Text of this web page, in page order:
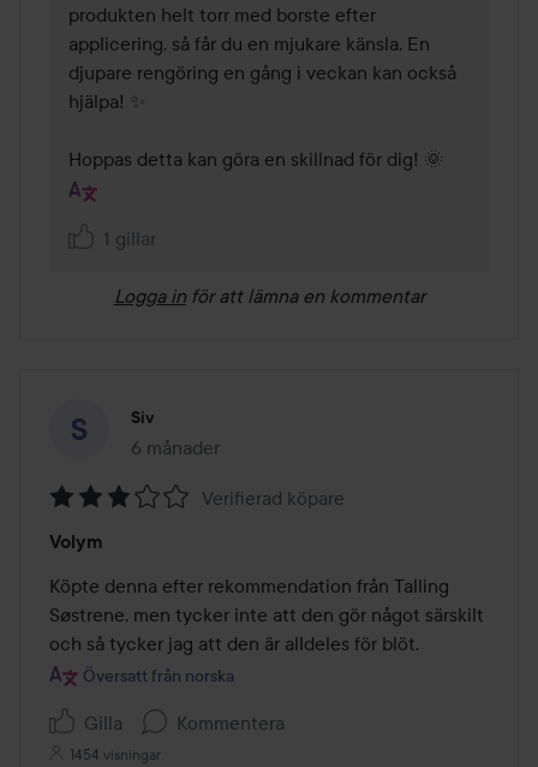
produkten helt torr med borste efter
applicering, så får du en mjukare känsla. En
djupare rengöring en gång i veckan kan också
hjälpa! ✨
Hoppas detta kan göra en skillnad för dig! 🌞
1 gillar
Logga in för att lämna en kommentar
Siv
6 månader
Inlägget skapades 6 månader
3
av
5
Verifierad köpare
Volym
Köpte denna efter rekommendation från Talling
Søstrene, men tycker inte att den gör något särskilt
och så tycker jag att den är alldeles för blöt.
Översatt från norska
Gilla Kommentera
1454 visningar